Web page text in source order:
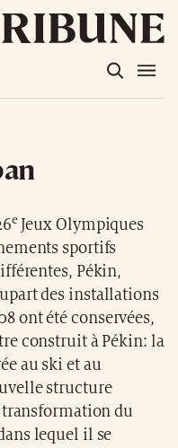
e Jeux Olympiques
sportifs
Pékin,
des installations
ont été conservées,
construit à Pékin: la
au ski et au
structure
du
lequel il se